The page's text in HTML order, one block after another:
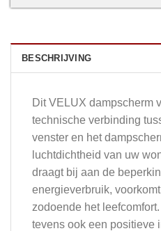
BESCHRIJVING
Dit VELUX dampscherm
technische verbinding
venster en het
luchtdichtheid van uw
draagt bij aan de
energieverbruik,
zodoende het
tevens ook een positieve